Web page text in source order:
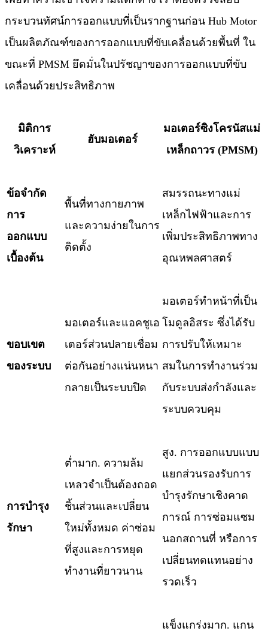
กระบวนทัศน์การออกแบบที่เป็นรากฐานก่อน Hub Motor
เป็นผลิตภัณฑ์ของการออกแบบที่ขับเคลื่อนด้วยพื้นที่ ใน
ขณะที่ PMSM ยึดมั่นในปรัชญาของการออกแบบที่ขับ
เคลื่อนด้วยประสิทธิภาพ
มิติการ
วิเคราะห์
ฮับมอเตอร์
มอเตอร์ซิงโครนัสแม่
เหล็กถาวร (PMSM)
ข้อจำกัด
การ
ออกแบบ
เบื้องต้น
​พื้นที่ทางกายภาพ
และความง่ายในการ
ติดตั้ง​
​สมรรถนะทางแม่
เหล็กไฟฟ้าและการ
เพิ่มประสิทธิภาพทาง
อุณหพลศาสตร์​
ขอบเขต
ของระบบ
มอเตอร์และแอคชูเอ
เตอร์ส่วนปลายเชื่อม
ต่อกันอย่างแน่นหนา
กลายเป็นระบบปิด
มอเตอร์ทำหน้าที่เป็น
โมดูลอิสระ ซึ่งได้รับ
การปรับให้เหมาะ
สมในการทำงานร่วม
กับระบบส่งกำลังและ
ระบบควบคุม
การบำรุง
รักษา
ต่ำมาก. ความล้ม
เหลวจำเป็นต้องถอด
ชิ้นส่วนและเปลี่ยน
ใหม่ทั้งหมด ค่าซ่อม
ที่สูงและการหยุด
ทำงานที่ยาวนาน
สูง. การออกแบบแบบ
แยกส่วนรองรับการ
บำรุงรักษาเชิงคาด
การณ์ การซ่อมแซม
นอกสถานที่ หรือการ
เปลี่ยนทดแทนอย่าง
รวดเร็ว
แข็งแกร่งมาก. แกน